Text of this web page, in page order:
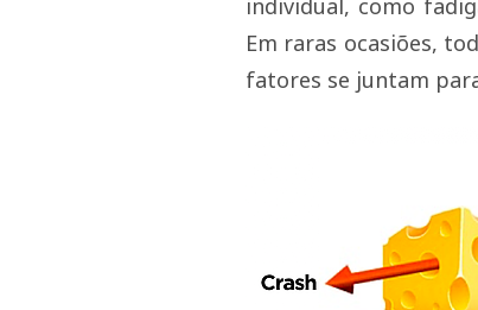
Em raras ocasiões,
fatores se juntam